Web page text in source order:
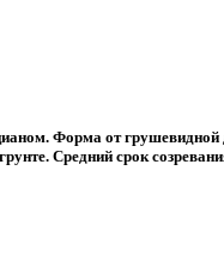
Форма от
Средний срок